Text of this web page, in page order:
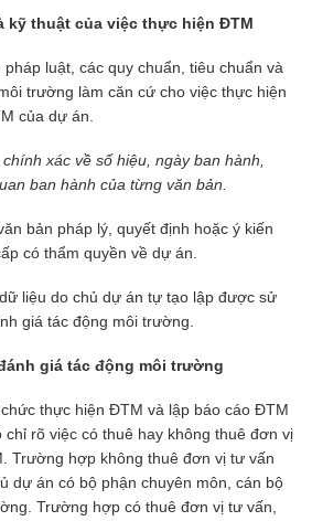
kỹ thuật của việc thực hiện ĐTM
luật, các quy chuẩn, tiêu chuẩn và
trường làm căn cứ cho việc thực hiện
của dự án.
xác về số hiệu, ngày ban hành,
ban hành của từng văn bản.
bản pháp lý, quyết định hoặc ý kiến
có thẩm quyền về dự án.
liệu do chủ dự án tự tạo lập được sử
giá tác động môi trường.
giá tác động môi trường
thực hiện ĐTM và lập báo cáo ĐTM
rõ việc có thuê hay không thuê đơn vị
Trường hợp không thuê đơn vị tư vấn
dự án có bộ phận chuyên môn, cán bộ
Trường hợp có thuê đơn vị tư vấn,